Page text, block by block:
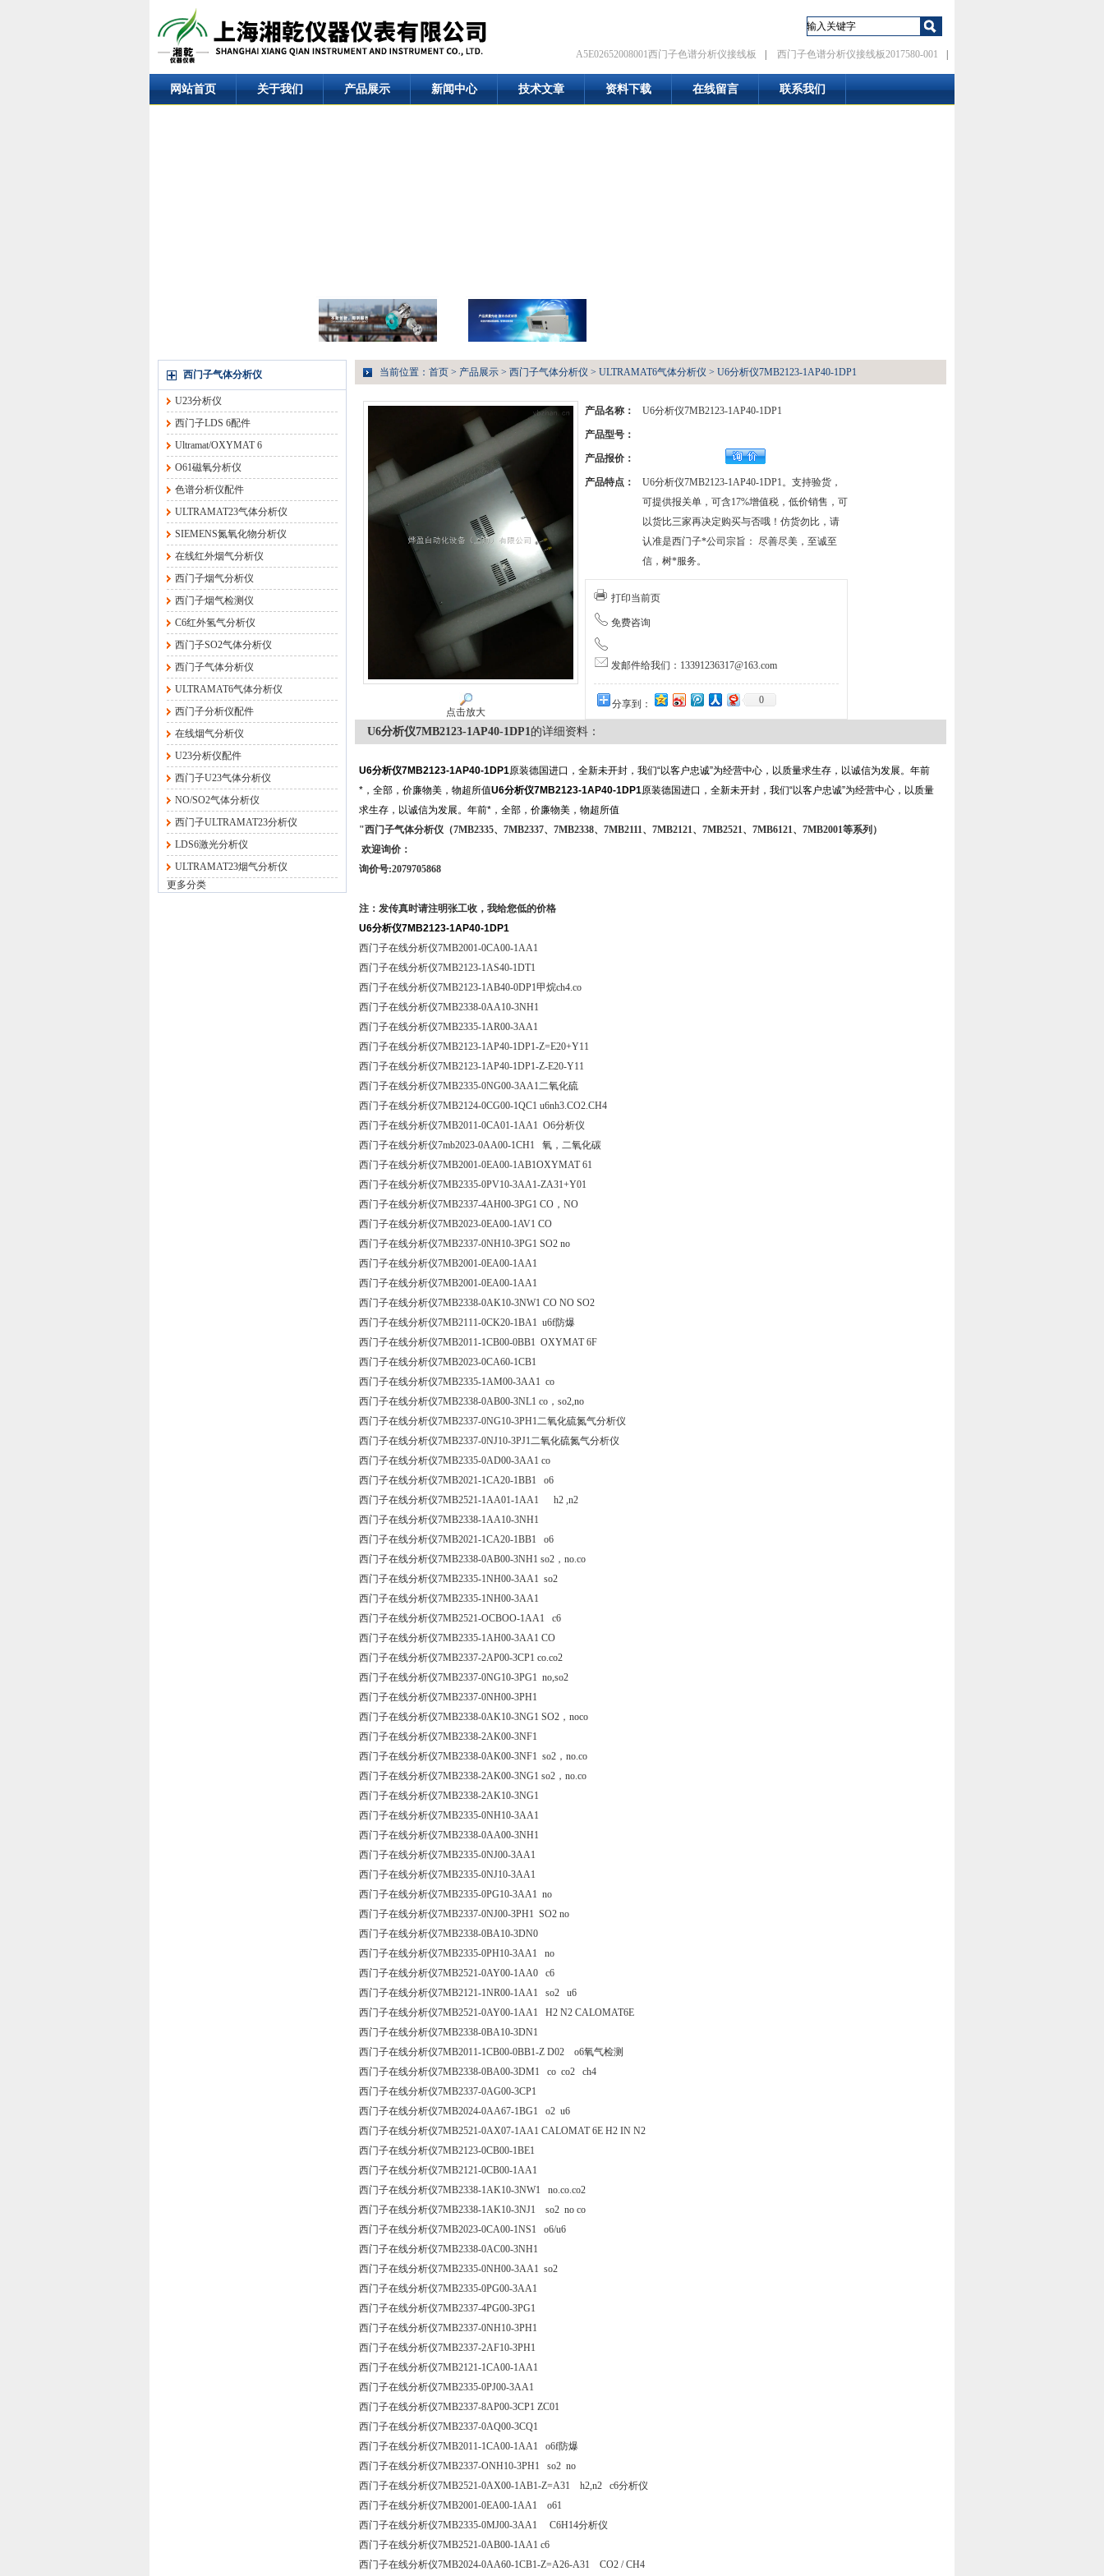
A5E02652008001西门子色谱分析仪接线板 西门子色谱分析仪接线板2017580-001
网站首页 关于我们 产品展示 新闻中心 技术文章 资料下载 在线留言 联系我们
西门子气体分析仪
U23分析仪
西门子LDS 6配件
Ultramat/OXYMAT 6
O61磁氧分析仪
色谱分析仪配件
ULTRAMAT23气体分析仪
SIEMENS氮氧化物分析仪
在线红外烟气分析仪
西门子烟气分析仪
西门子烟气检测仪
C6红外氢气分析仪
西门子SO2气体分析仪
西门子气体分析仪
ULTRAMAT6气体分析仪
西门子分析仪配件
在线烟气分析仪
U23分析仪配件
西门子U23气体分析仪
NO/SO2气体分析仪
西门子ULTRAMAT23分析仪
LDS6激光分析仪
ULTRAMAT23烟气分析仪
更多分类
当前位置： 首页 > 产品展示 > 西门子气体分析仪 > ULTRAMAT6气体分析仪 > U6分析仪7MB2123-1AP40-1DP1
点击放大
产品名称： U6分析仪7MB2123-1AP40-1DP1
产品型号：
产品报价：
产品特点：
U6分析仪7MB2123-1AP40-1DP1。支持验货，
可提供报关单，可含17%增值税，低价销售，可
以货比三家再决定购买与否哦！仿货勿比，请
认准是西门子*公司宗旨： 尽善尽美，至诚至
信，树*服务。
打印当前页
免费咨询
发邮件给我们：13391236317@163.com
分享到： 0
U6分析仪7MB2123-1AP40-1DP1的详细资料：
U6分析仪7MB2123-1AP40-1DP1原装德国进口，全新未开封，我们“以客户忠诚”为经营中心，以质量求生存，以诚信为发展。年前
*，全部，价廉物美，物超所值U6分析仪7MB2123-1AP40-1DP1原装德国进口，全新未开封，我们“以客户忠诚”为经营中心，以质量
求生存，以诚信为发展。年前*，全部，价廉物美，物超所值
"西门子气体分析仪（7MB2335、7MB2337、7MB2338、7MB2111、7MB2121、7MB2521、7MB6121、7MB2001等系列）
欢迎询价：
询价号:2079705868
注：发传真时请注明张工收，我给您低的价格
U6分析仪7MB2123-1AP40-1DP1
西门子在线分析仪7MB2001-0CA00-1AA1
西门子在线分析仪7MB2123-1AS40-1DT1
西门子在线分析仪7MB2123-1AB40-0DP1甲烷ch4.co
西门子在线分析仪7MB2338-0AA10-3NH1
西门子在线分析仪7MB2335-1AR00-3AA1
西门子在线分析仪7MB2123-1AP40-1DP1-Z=E20+Y11
西门子在线分析仪7MB2123-1AP40-1DP1-Z-E20-Y11
西门子在线分析仪7MB2335-0NG00-3AA1二氧化硫
西门子在线分析仪7MB2124-0CG00-1QC1 u6nh3.CO2.CH4
西门子在线分析仪7MB2011-0CA01-1AA1 O6分析仪
西门子在线分析仪7mb2023-0AA00-1CH1 氧，二氧化碳
西门子在线分析仪7MB2001-0EA00-1AB1OXYMAT 61
西门子在线分析仪7MB2335-0PV10-3AA1-ZA31+Y01
西门子在线分析仪7MB2337-4AH00-3PG1 CO，NO
西门子在线分析仪7MB2023-0EA00-1AV1 CO
西门子在线分析仪7MB2337-0NH10-3PG1 SO2 no
西门子在线分析仪7MB2001-0EA00-1AA1
西门子在线分析仪7MB2001-0EA00-1AA1
西门子在线分析仪7MB2338-0AK10-3NW1 CO NO SO2
西门子在线分析仪7MB2111-0CK20-1BA1 u6f防爆
西门子在线分析仪7MB2011-1CB00-0BB1 OXYMAT 6F
西门子在线分析仪7MB2023-0CA60-1CB1
西门子在线分析仪7MB2335-1AM00-3AA1 co
西门子在线分析仪7MB2338-0AB00-3NL1 co，so2,no
西门子在线分析仪7MB2337-0NG10-3PH1二氧化硫氮气分析仪
西门子在线分析仪7MB2337-0NJ10-3PJ1二氧化硫氮气分析仪
西门子在线分析仪7MB2335-0AD00-3AA1 co
西门子在线分析仪7MB2021-1CA20-1BB1 o6
西门子在线分析仪7MB2521-1AA01-1AA1 h2 ,n2
西门子在线分析仪7MB2338-1AA10-3NH1
西门子在线分析仪7MB2021-1CA20-1BB1 o6
西门子在线分析仪7MB2338-0AB00-3NH1 so2，no.co
西门子在线分析仪7MB2335-1NH00-3AA1 so2
西门子在线分析仪7MB2335-1NH00-3AA1
西门子在线分析仪7MB2521-OCBOO-1AA1 c6
西门子在线分析仪7MB2335-1AH00-3AA1 CO
西门子在线分析仪7MB2337-2AP00-3CP1 co.co2
西门子在线分析仪7MB2337-0NG10-3PG1 no,so2
西门子在线分析仪7MB2337-0NH00-3PH1
西门子在线分析仪7MB2338-0AK10-3NG1 SO2，noco
西门子在线分析仪7MB2338-2AK00-3NF1
西门子在线分析仪7MB2338-0AK00-3NF1 so2，no.co
西门子在线分析仪7MB2338-2AK00-3NG1 so2，no.co
西门子在线分析仪7MB2338-2AK10-3NG1
西门子在线分析仪7MB2335-0NH10-3AA1
西门子在线分析仪7MB2338-0AA00-3NH1
西门子在线分析仪7MB2335-0NJ00-3AA1
西门子在线分析仪7MB2335-0NJ10-3AA1
西门子在线分析仪7MB2335-0PG10-3AA1 no
西门子在线分析仪7MB2337-0NJ00-3PH1 SO2 no
西门子在线分析仪7MB2338-0BA10-3DN0
西门子在线分析仪7MB2335-0PH10-3AA1 no
西门子在线分析仪7MB2521-0AY00-1AA0 c6
西门子在线分析仪7MB2121-1NR00-1AA1 so2 u6
西门子在线分析仪7MB2521-0AY00-1AA1 H2 N2 CALOMAT6E
西门子在线分析仪7MB2338-0BA10-3DN1
西门子在线分析仪7MB2011-1CB00-0BB1-Z D02 o6氧气检测
西门子在线分析仪7MB2338-0BA00-3DM1 co co2 ch4
西门子在线分析仪7MB2337-0AG00-3CP1
西门子在线分析仪7MB2024-0AA67-1BG1 o2 u6
西门子在线分析仪7MB2521-0AX07-1AA1 CALOMAT 6E H2 IN N2
西门子在线分析仪7MB2123-0CB00-1BE1
西门子在线分析仪7MB2121-0CB00-1AA1
西门子在线分析仪7MB2338-1AK10-3NW1 no.co.co2
西门子在线分析仪7MB2338-1AK10-3NJ1 so2 no co
西门子在线分析仪7MB2023-0CA00-1NS1 o6/u6
西门子在线分析仪7MB2338-0AC00-3NH1
西门子在线分析仪7MB2335-0NH00-3AA1 so2
西门子在线分析仪7MB2335-0PG00-3AA1
西门子在线分析仪7MB2337-4PG00-3PG1
西门子在线分析仪7MB2337-0NH10-3PH1
西门子在线分析仪7MB2337-2AF10-3PH1
西门子在线分析仪7MB2121-1CA00-1AA1
西门子在线分析仪7MB2335-0PJ00-3AA1
西门子在线分析仪7MB2337-8AP00-3CP1 ZC01
西门子在线分析仪7MB2337-0AQ00-3CQ1
西门子在线分析仪7MB2011-1CA00-1AA1 o6f防爆
西门子在线分析仪7MB2337-ONH10-3PH1 so2 no
西门子在线分析仪7MB2521-0AX00-1AB1-Z=A31 h2,n2 c6分析仪
西门子在线分析仪7MB2001-0EA00-1AA1 o61
西门子在线分析仪7MB2335-0MJ00-3AA1 C6H14分析仪
西门子在线分析仪7MB2521-0AB00-1AA1 c6
西门子在线分析仪7MB2024-0AA60-1CB1-Z=A26-A31 CO2 / CH4